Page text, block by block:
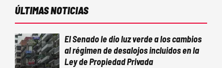
ÚLTIMAS NOTICIAS
El Senado le dio luz verde a los cambios
al régimen de desalojos incluidos en la
Ley de Propiedad Privada